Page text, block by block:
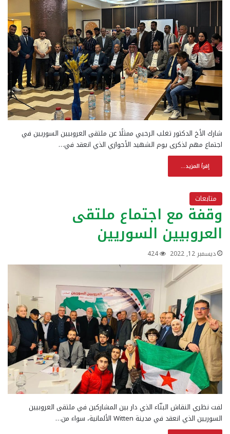
شارك الأخ الدكتور تغلب الرحبي ممثلًا عن ملتقى العروبيين السوريين في
اجتماع مهم لذكرى يوم الشهيد الأحوازي الذي انعقد في…
إقرأ المزيد...
متابعات
وقفة مع اجتماع ملتقى
العروبيين السوريين
ديسمبر 12, 2022 424
لفت نظري النقاش البنّاء الذي دار بين المشاركين في ملتقى العروبيين
السوريين الذي انعقد في مدينة Witten الألمانية، سواء من…